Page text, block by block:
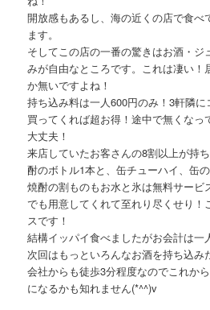
開放感もあるし、海の近くの店で食べ
ます。
そしてこの店の一番の驚きはお酒・ジ
みが自由なところです。これは凄い！
か無いですよね！
持ち込み料は一人600円のみ！3軒隣
買ってくれば超お得！途中で無くな
大丈夫！
来店していたお客さんの8割以上が持
酎のボトル1本と、缶チューハイ、缶
焼酎の割ものもお水と氷は無料サービ
でも用意してくれて至れり尽くせり！
スです！
結構イッパイ食べましたがお会計は一
次回はもっといろんなお酒を持ち込み
会社からも徒歩3分程度なのでこれか
になるかも知れません(*^^)v